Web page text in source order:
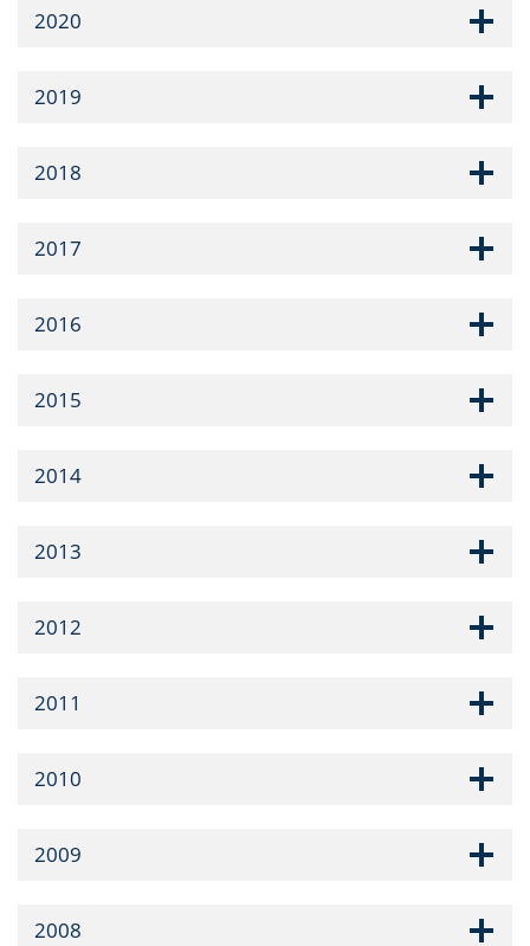
2020
2019
2018
2017
2016
2015
2014
2013
2012
2011
2010
2009
2008